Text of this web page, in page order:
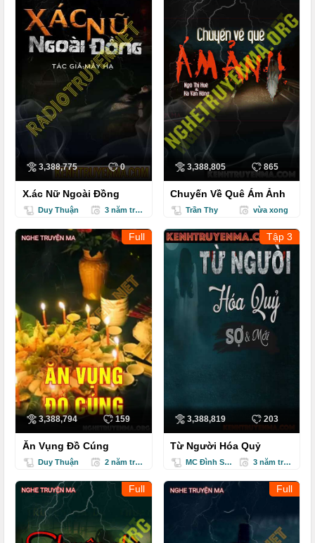
3,388,775 0
X.ác Nữ Ngoài Đồng
Duy Thuận 3 năm trước
3,388,805 865
Chuyến Về Quê Ám Ảnh
Trần Thy vừa xong
Full
3,388,794 159
Ăn Vụng Đồ Cúng
Duy Thuận 2 năm trước
Tập 3
3,388,819 203
Từ Người Hóa Quỷ
MC Đình Soạn 3 năm trước
Full Full